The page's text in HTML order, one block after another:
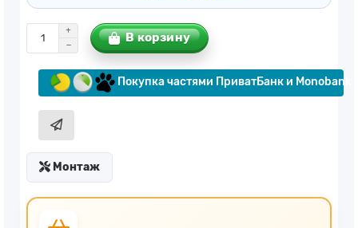
В корзину
Покупка частями ПриватБанк и Monobank
Монтаж